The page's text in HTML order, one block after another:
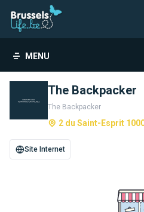
MENU
The Backpacker
The Backpacker
2 du Saint-Esprit
Site Internet